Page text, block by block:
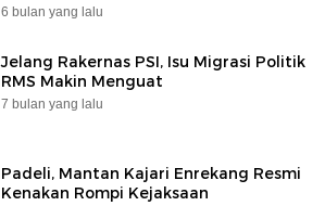
6 bulan yang lalu
Jelang Rakernas PSI, Isu Migrasi Politik
RMS Makin Menguat
7 bulan yang lalu
Padeli, Mantan Kajari Enrekang Resmi
Kenakan Rompi Kejaksaan